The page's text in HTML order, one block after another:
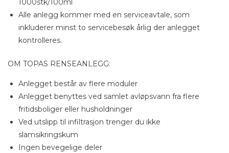
1000stk/100ml
Alle anlegg kommer med en serviceavtale, som
inkluderer minst to servicebesøk årlig der anlegget
kontrolleres.
OM TOPAS RENSEANLEGG:
Anlegget består av flere moduler
Anlegget benyttes ved samlet avløpsvann fra flere
fritidsboliger eller husholdninger
Ved utslipp til infiltrasjon trenger du ikke
slamsikringskum
Ingen bevegelige deler